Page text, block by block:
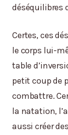
déséquilibres
Certes, ces
le corps lui-
table
petit coup de
combattre.
la natation,
aussi créer